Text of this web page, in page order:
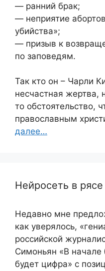
— ранний брак;
— неприятие
убийства»;
— призыв к
по заповедям.
Так кто он – Чарли
несчастная жертва,
то обстоятельство,
православным
далее…
Нейросеть в рясе
Недавно мне
как уверялось,
российской
Симоньян «В начале
будет цифра» с